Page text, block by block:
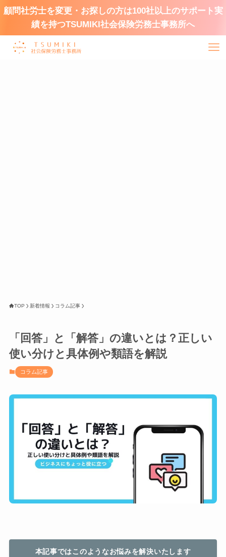
顧問社労士を変更・お探しの方は100社以上のサポート実
績を持つTSUMIKI社会保険労務士事務所へ
TOP 新着情報 コラム記事
「回答」と「解答」の違いとは？正しい
使い分けと具体例や類語を解説
コラム記事
本記事ではこのようなお悩みを解決いたします